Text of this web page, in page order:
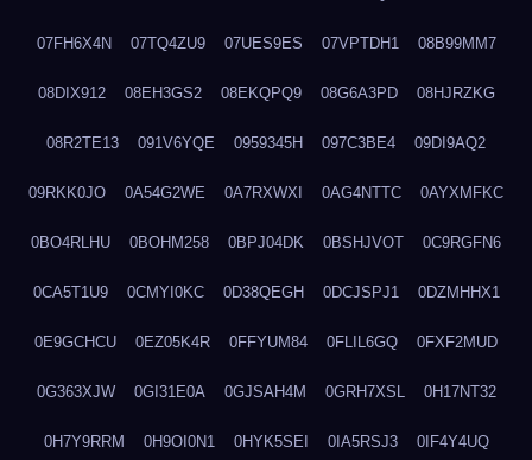
07FH6X4N 07TQ4ZU9 07UES9ES 07VPTDH1 08B99MM7
08DIX912 08EH3GS2 08EKQPQ9 08G6A3PD 08HJRZKG
08R2TE13 091V6YQE 0959345H 097C3BE4 09DI9AQ2
09RKK0JO 0A54G2WE 0A7RXWXI 0AG4NTTC 0AYXMFKC
0BO4RLHU 0BOHM258 0BPJ04DK 0BSHJVOT 0C9RGFN6
0CA5T1U9 0CMYI0KC 0D38QEGH 0DCJSPJ1 0DZMHHX1
0E9GCHCU 0EZ05K4R 0FFYUM84 0FLIL6GQ 0FXF2MUD
0G363XJW 0GI31E0A 0GJSAH4M 0GRH7XSL 0H17NT32
0H7Y9RRM 0H9OI0N1 0HYK5SEI 0IA5RSJ3 0IF4Y4UQ